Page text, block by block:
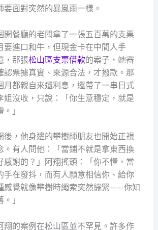
要面對突然的暴風雨一樣。
開餐廳的老闆拿了一張五百萬的支票
要進口和牛，但現金卡在中間人手
，那張松山區支票借款的案子，她審
認票據真實、來源合法，才撥款。那
月都親自來還利息，還帶了一串日式
姐沒收，只說：「你生意穩定，就是
」
後，他身邊的攀樹師朋友也開始正視
。有人問他：「當鋪不就是拿東西換
感謝的？」阿翔搖頭：「你不懂，當
手在發抖，而有人願意相信你、給你
感覺就像攀樹時繩索突然繃緊——你知
」
翔的案例在松山區並不罕見。許多作